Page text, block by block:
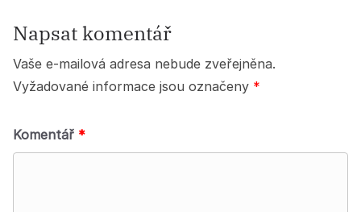
Napsat komentář
Vaše e-mailová adresa nebude zveřejněna.
Vyžadované informace jsou označeny *
Komentář *